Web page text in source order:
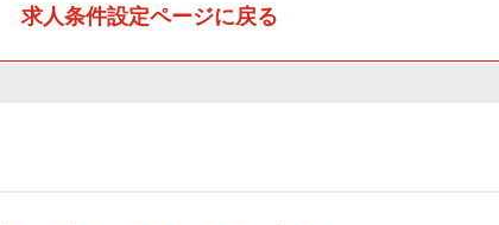
求人条件設定ページに戻る